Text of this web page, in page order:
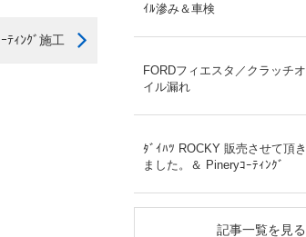
ﾃｨﾝｸﾞ施工
ｲﾙ滲み＆車検
FORDフィエスタ／クラッチオ
イル漏れ
ﾀﾞｲﾊﾂ ROCKY 販売させて頂き
ました。＆ Pineryｺｰﾃｨﾝｸﾞ
記事一覧を見る